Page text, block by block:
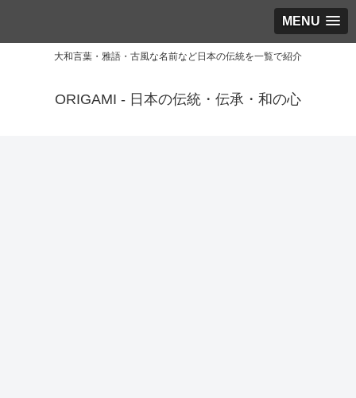
MENU
大和言葉・雅語・古風な名前など日本の伝統を一覧で紹介
ORIGAMI - 日本の伝統・伝承・和の心